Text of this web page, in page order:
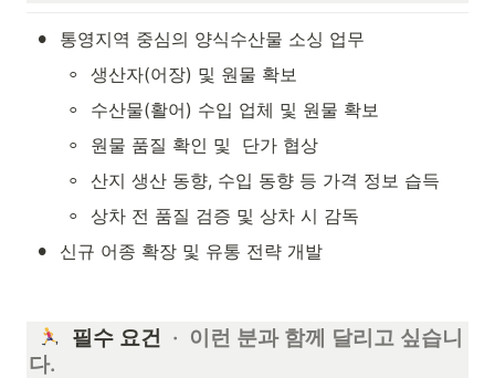
• 통영지역 중심의 양식수산물 소싱 업무
◦ 생산자(어장) 및 원물 확보
◦ 수산물(활어) 수입 업체 및 원물 확보
◦ 원물 품질 확인 및  단가 협상
◦ 산지 생산 동향, 수입 동향 등 가격 정보 습득
◦ 상차 전 품질 검증 및 상차 시 감독
• 신규 어종 확장 및 유통 전략 개발
  필수 요건
·  이런 분과 함께 달리고 싶습니
다.